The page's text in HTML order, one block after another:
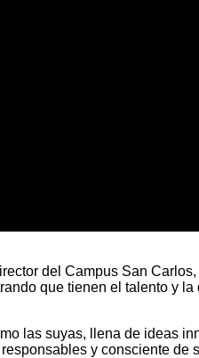
del Campus San
que tienen el talento y
las suyas, llena de ideas
y consciente de